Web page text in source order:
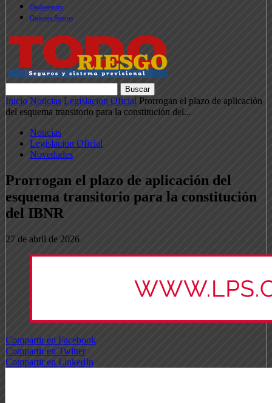
Ondaseguro
Quienes Somos
Inicio Noticias Legislacion Oficial Prorrogan el plazo de aplicación
del esquema transitorio para la constitución del...
Noticias
Legislacion Oficial
Novedades
Prorrogan el plazo de aplicación del
esquema transitorio para la constitución
del IBNR
27 de abril de 2026
Compartir en Facebook
Compartir en Twitter
Compartir en LinkedIn